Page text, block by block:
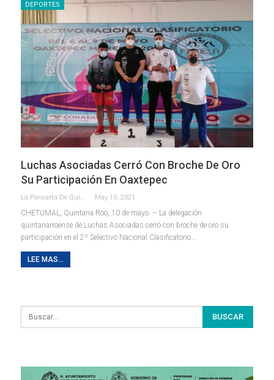
DEPORTES
Luchas Asociadas Cerró Con Broche De Oro
Su Participación En Oaxtepec
La Pancarta De Quintana Roo May 10, 2021
CHETUMAL, Quintana Roo, 10 de mayo. – La delegación
quintanarroense de Luchas Asociadas cerró con broche de oro su
participación en el 2º Selectivo Nacional Clasificatorio…
LEE MAS...